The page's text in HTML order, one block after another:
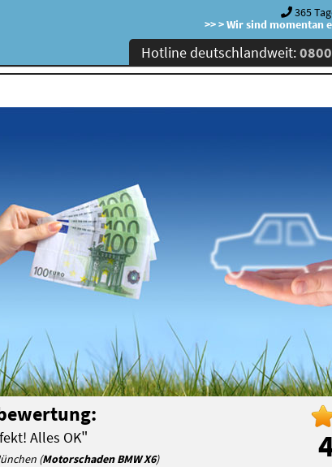
365
>> > Wir sind momentan
Hotline deutschlandweit:
Alles OK"
(Motorschaden BMW X6)